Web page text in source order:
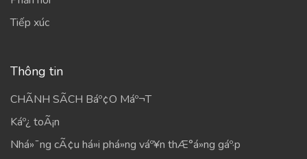
Tiếp xúc
Thông tin
CHÃNH SÃCH Báº¢O Máº¬T
Káº¿ toÃ¡n
Nhá»¯ng cÃ¢u há»i phá»ng váº¥n thÆ°á»ng gáº·p